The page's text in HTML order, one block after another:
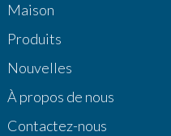
Maison
Produits
Nouvelles
À propos de nous
Contactez-nous